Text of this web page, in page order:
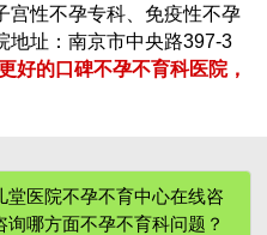
宫性不孕专科、免疫性不孕
地址：南京市中央路397-3
好的口碑不孕不育科医院，
堂医院不孕不育中心在线咨
哪方面不孕不育科问题？